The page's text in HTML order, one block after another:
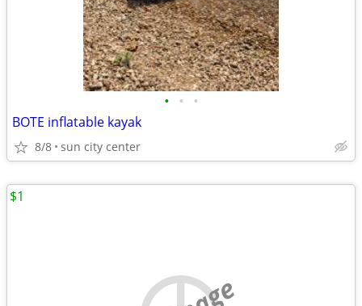
• • •
BOTE inflatable kayak
8/8 sun city center
$1